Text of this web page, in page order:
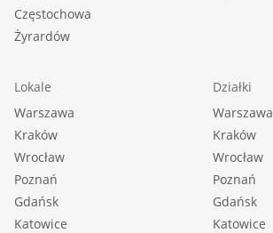
Częstochowa
Żyrardów
Lokale
Warszawa
Kraków
Wrocław
Poznań
Gdańsk
Katowice
Działki
Warszawa
Kraków
Wrocław
Poznań
Gdańsk
Katowice